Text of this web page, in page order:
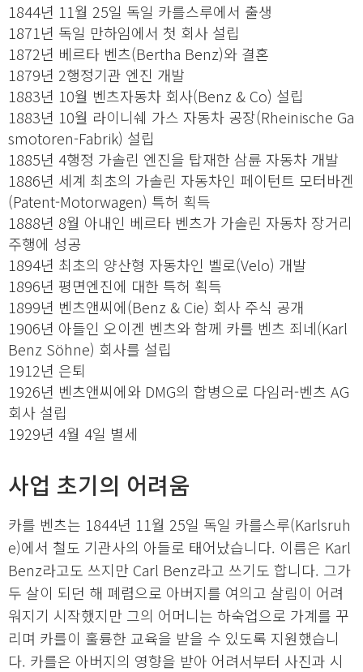
1844년 11월 25일 독일 카를스루에서 출생
1871년 독일 만하임에서 첫 회사 설립
1872년 베르타 벤츠(Bertha Benz)와 결혼
1879년 2행정기관 엔진 개발
1883년 10월 벤츠자동차 회사(Benz & Co) 설립
1883년 10월 라이니쉐 가스 자동차 공장(Rheinische Ga
smotoren-Fabrik) 설립
1885년 4행정 가솔린 엔진을 탑재한 삼륜 자동차 개발
1886년 세계 최초의 가솔린 자동차인 페이턴트 모터바겐
(Patent-Motorwagen) 특허 획득
1888년 8월 아내인 베르타 벤츠가 가솔린 자동차 장거리
주행에 성공
1894년 최초의 양산형 자동차인 벨로(Velo) 개발
1896년 평면엔진에 대한 특허 획득
1899년 벤츠앤씨에(Benz & Cie) 회사 주식 공개
1906년 아들인 오이겐 벤츠와 함께 카를 벤츠 죄네(Karl
Benz Söhne) 회사를 설립
1912년 은퇴
1926년 벤츠앤씨에와 DMG의 합병으로 다임러-벤츠 AG
회사 설립
1929년 4월 4일 별세
사업 초기의 어려움
카를 벤츠는 1844년 11월 25일 독일 카를스루(Karlsruh
e)에서 철도 기관사의 아들로 태어났습니다. 이름은 Karl
Benz라고도 쓰지만 Carl Benz라고 쓰기도 합니다. 그가
두 살이 되던 해 폐렴으로 아버지를 여의고 살림이 어려
워지기 시작했지만 그의 어머니는 하숙업으로 가계를 꾸
리며 카를이 훌륭한 교육을 받을 수 있도록 지원했습니
다. 카를은 아버지의 영향을 받아 어려서부터 사진과 시